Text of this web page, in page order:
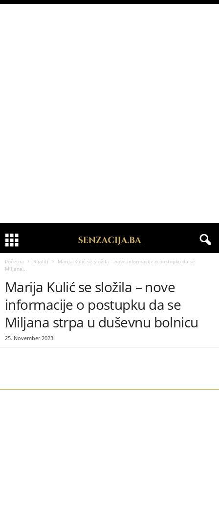
Početna Rijaliti
Marija Kulić se složila – nove informacije o postupku da se
Miljana...
Marija Kulić se složila – nove
informacije o postupku da se
Miljana strpa u duševnu bolnicu
25. November 2023.